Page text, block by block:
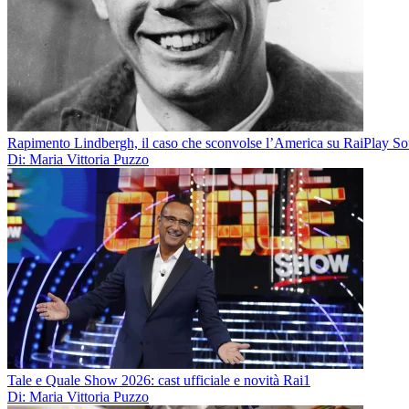
Rapimento Lindbergh, il caso che sconvolse l’America su RaiPlay
Di: Maria Vittoria Puzzo
Tale e Quale Show 2026: cast ufficiale e novità Rai1
Di: Maria Vittoria Puzzo